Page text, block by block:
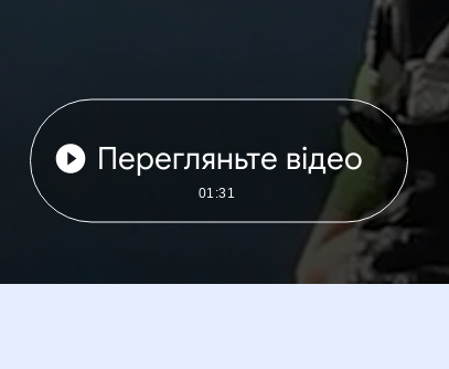
Перегляньте відео
01:31